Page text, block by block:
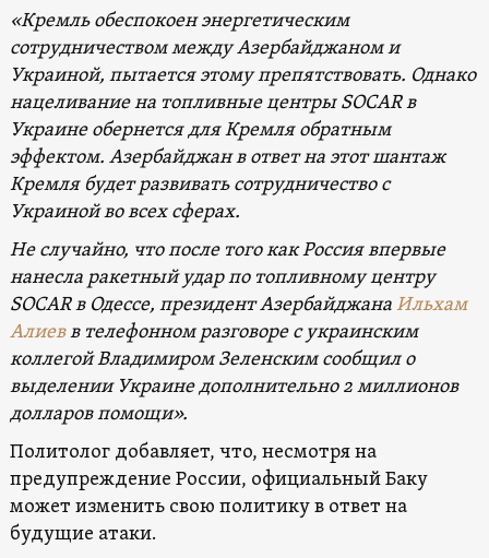
«Кремль обеспокоен энергетическим
сотрудничеством между Азербайджаном и
Украиной, пытается этому препятствовать. Однако
нацеливание на топливные центры SOCAR в
Украине обернется для Кремля обратным
эффектом. Азербайджан в ответ на этот шантаж
Кремля будет развивать сотрудничество с
Украиной во всех сферах.
Не случайно, что после того как Россия впервые
нанесла ракетный удар по топливному центру
SOCAR в Одессе, президент АзербайджанаИльхам
Алиевв телефонном разговоре с украинским
коллегой Владимиром Зеленским сообщил о
выделении Украине дополнительно 2 миллионов
долларов помощи».
Политолог добавляет, что, несмотря на
предупреждение России, официальный Баку
может изменить свою политику в ответ на
будущие атаки.